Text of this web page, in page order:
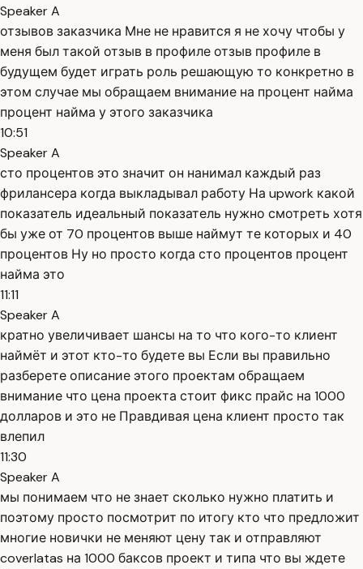
Speaker A
отзывов заказчика Мне не нравится я не хочу чтобы у
меня был такой отзыв в профиле отзыв профиле в
будущем будет играть роль решающую то конкретно в
этом случае мы обращаем внимание на процент найма
процент найма у этого заказчика
10:51
Speaker A
сто процентов это значит он нанимал каждый раз
фрилансера когда выкладывал работу На upwork какой
показатель идеальный показатель нужно смотреть хотя
бы уже от 70 процентов выше наймут те которых и 40
процентов Ну но просто когда сто процентов процент
найма это
11:11
Speaker A
кратно увеличивает шансы на то что кого-то клиент
наймёт и этот кто-то будете вы Если вы правильно
разберете описание этого проектам обращаем
внимание что цена проекта стоит фикс прайс на 1000
долларов и это не Правдивая цена клиент просто так
влепил
11:30
Speaker A
мы понимаем что не знает сколько нужно платить и
поэтому просто посмотрит по итогу кто что предложит
многие новички не меняют цену так и отправляют
coverlatas на 1000 баксов проект и типа что вы ждете